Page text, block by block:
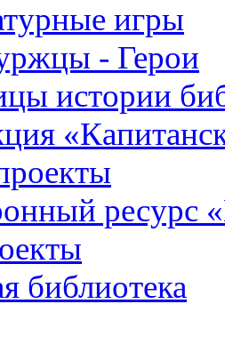
игры
- Герои
истории
ресурс
библиотека